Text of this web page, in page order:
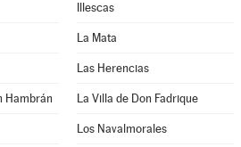
Illescas
La Mata
Las Herencias
Hambrán La Villa de Don Fadrique
Los Navalmorales